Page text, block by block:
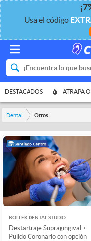
¡
Usa el código
DESTACADOS ATRAPA
Dental Otros
BÖLLEK DENTAL STUDIO
Destartraje Supragingival +
Pulido Coronario con opción